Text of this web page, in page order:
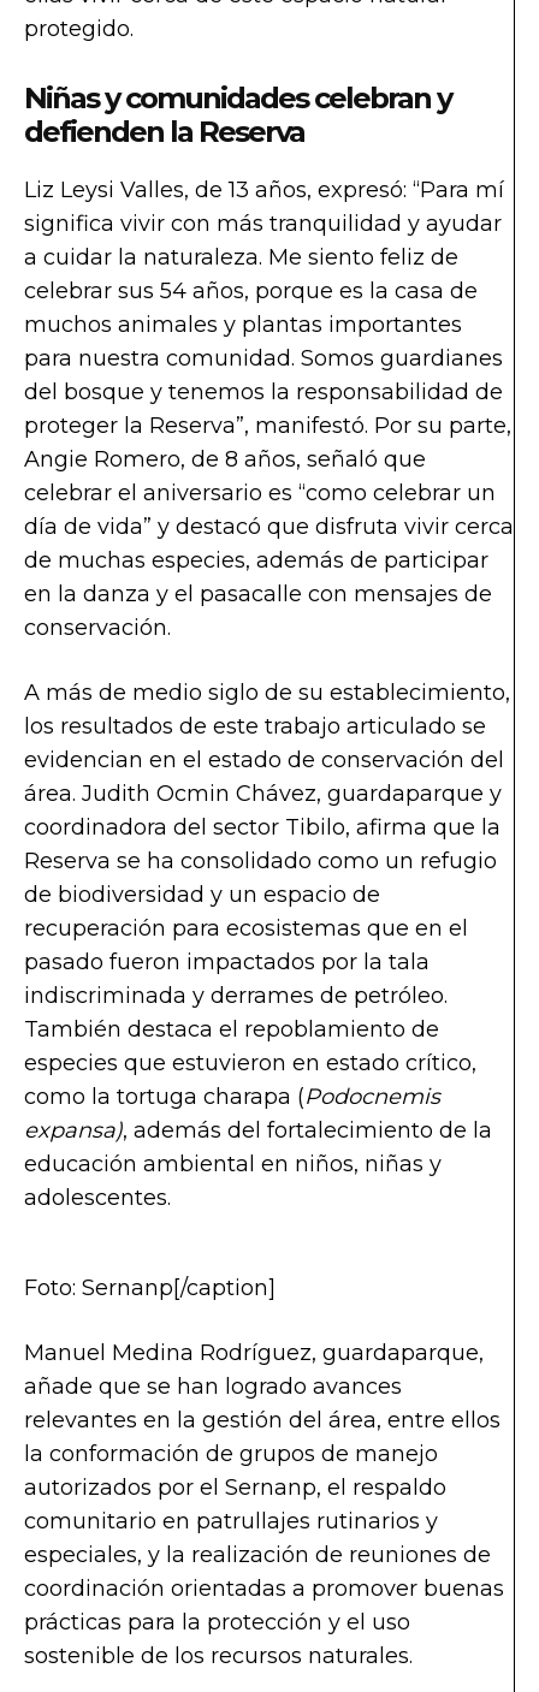
protegido.
Niñas y comunidades celebran y
defienden la Reserva
Liz Leysi Valles, de 13 años, expresó: “Para mí
significa vivir con más tranquilidad y ayudar
a cuidar la naturaleza. Me siento feliz de
celebrar sus 54 años, porque es la casa de
muchos animales y plantas importantes
para nuestra comunidad. Somos guardianes
del bosque y tenemos la responsabilidad de
proteger la Reserva”, manifestó. Por su parte,
Angie Romero, de 8 años, señaló que
celebrar el aniversario es “como celebrar un
día de vida” y destacó que disfruta vivir cerca
de muchas especies, además de participar
en la danza y el pasacalle con mensajes de
conservación.
A más de medio siglo de su establecimiento,
los resultados de este trabajo articulado se
evidencian en el estado de conservación del
área. Judith Ocmin Chávez, guardaparque y
coordinadora del sector Tibilo, afirma que la
Reserva se ha consolidado como un refugio
de biodiversidad y un espacio de
recuperación para ecosistemas que en el
pasado fueron impactados por la tala
indiscriminada y derrames de petróleo.
También destaca el repoblamiento de
especies que estuvieron en estado crítico,
como la tortuga charapa (Podocnemis
expansa), además del fortalecimiento de la
educación ambiental en niños, niñas y
adolescentes.
Foto: Sernanp[/caption]
Manuel Medina Rodríguez, guardaparque,
añade que se han logrado avances
relevantes en la gestión del área, entre ellos
la conformación de grupos de manejo
autorizados por el Sernanp, el respaldo
comunitario en patrullajes rutinarios y
especiales, y la realización de reuniones de
coordinación orientadas a promover buenas
prácticas para la protección y el uso
sostenible de los recursos naturales.